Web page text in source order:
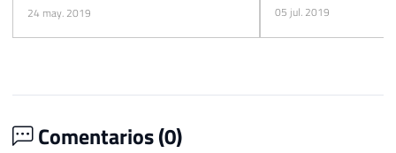
24 may. 2019 05 jul. 2019
Comentarios (0)